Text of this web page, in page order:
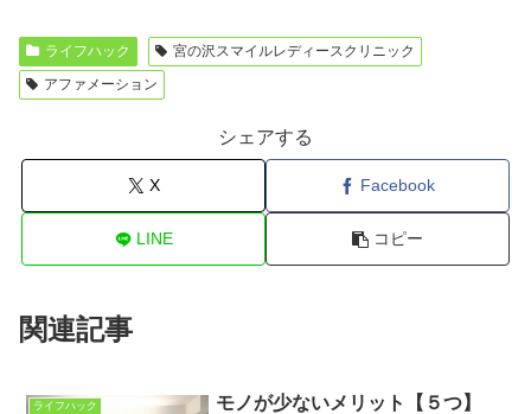
ライフハック
宮の沢スマイルレディースクリニック
アファメーション
シェアする
X Facebook
LINE コピー
関連記事
ライフハック モノが少ないメリット【５つ】